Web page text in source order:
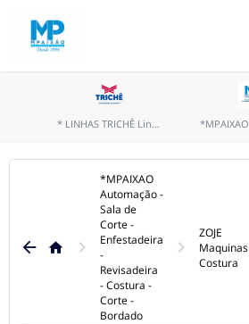
* LINHAS TRICHÊ Linhas costura, bordados e fios overlock
arrow_back home keyboard_arrow_right
*MPAIXAO
Automação -
Sala de
Corte -
Enfestadeira
-
Revisadeira
- Costura -
Corte -
Bordado
keyboard_arrow_right
ZOJE
Maquinas
Costura